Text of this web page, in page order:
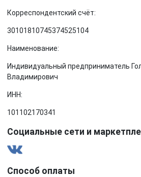
Корреспондентский счёт:
30101810745374525104
Наименование:
Индивидуальный предприниматель
Владимирович
ИНН:
101102170341
Социальные сети и
Способ оплаты